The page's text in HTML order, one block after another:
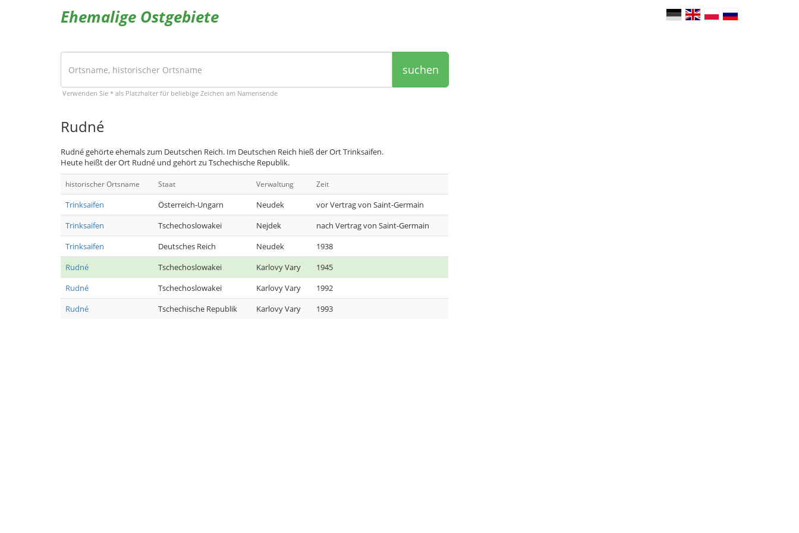
Ehemalige Ostgebiete
suchen
Verwenden Sie * als Platzhalter für beliebige Zeichen am Namensende
Rudné
Rudné gehörte ehemals zum Deutschen Reich. Im Deutschen Reich hieß der Ort Trinksaifen.
Heute heißt der Ort Rudné und gehört zu Tschechische Republik.
historischer Ortsname Staat Verwaltung Zeit
Trinksaifen Österreich-Ungarn Neudek
vor Vertrag von Saint-Germain
Trinksaifen
Tschechoslowakei Nejdek
nach Vertrag von Saint-Germain
Trinksaifen
Deutsches Reich Neudek
1938
Rudné
Tschechoslowakei Karlovy Vary
1945
Rudné
Tschechoslowakei Karlovy Vary
1992
Rudné
Tschechische Republik Karlovy Vary 1993